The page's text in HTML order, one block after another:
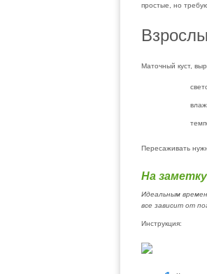
простые, но
Маточный куст,
Пересаживать
На
Идеальным
все зависит от
Инструкция: